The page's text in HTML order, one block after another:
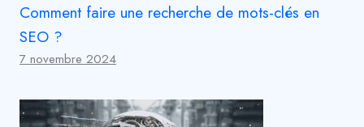
Comment faire une recherche de mots-clés en
SEO ?
7 novembre 2024